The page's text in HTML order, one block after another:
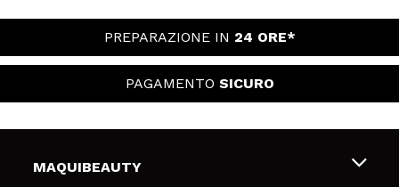
PREPARAZIONE IN 24 ORE*
PAGAMENTO SICURO
MAQUIBEAUTY